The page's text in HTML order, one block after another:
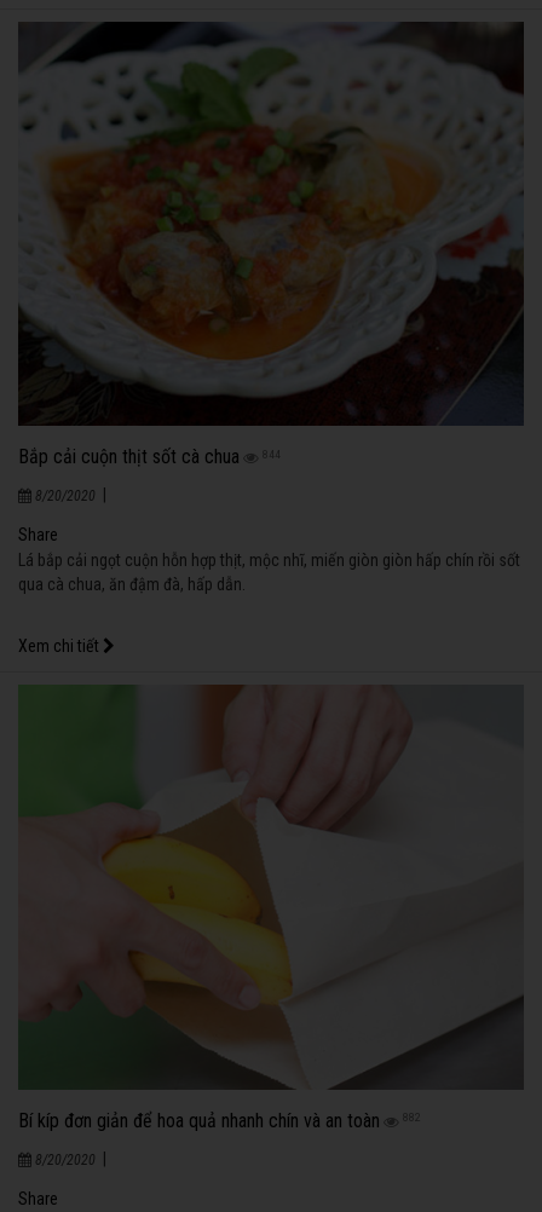
Bắp cải cuộn thịt sốt cà chua 844
8/20/2020
Share
Lá bắp cải ngọt cuộn hỗn hợp thịt, mộc nhĩ, miến giòn giòn hấp chín rồi sốt
qua cà chua, ăn đậm đà, hấp dẫn.
Xem chi tiết
Bí kíp đơn giản để hoa quả nhanh chín và an toàn 882
8/20/2020
Share